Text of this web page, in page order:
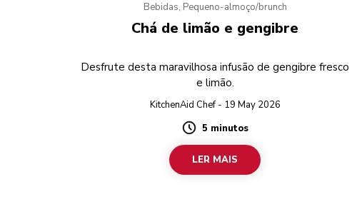
Bebidas, Pequeno-almoço/brunch
Chá de limão e gengibre
Desfrute desta maravilhosa infusão de gengibre fresco
e limão.
KitchenAid Chef - 19 May 2026
Duration
5 minutos
LER MAIS